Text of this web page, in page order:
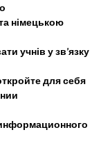
німецькою
учнів у зв’язку
для себя